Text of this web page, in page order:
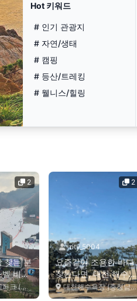
Hot 키워드
# 인기 관광지
# 자연/생태
# 캠핑
# 등산/트레킹
# 웰니스/힐링
2
찾는 분
벨 비발
은 가볼
치도 홍천군)
2
rity_5004
요즘같이 조용한 바다
찾는다면, 대천 해수욕
장 추천 🌊 여름이랑
은...
대천해수욕장 (충청남도 보령시)